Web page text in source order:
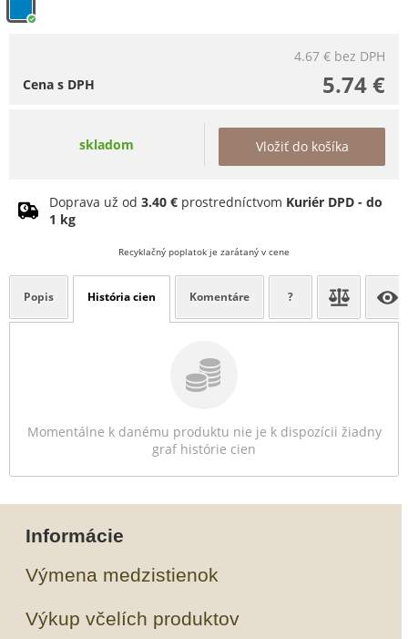
4.67 € bez DPH
5.74 €
Cena s DPH
skladom Vložiť do košíka
Doprava už od 3.40 € prostredníctvom Kuriér DPD - do
1 kg
Recyklačný poplatok je zarátaný v cene
Popis História cien Komentáre ?
Momentálne k danému produktu nie je k dispozícii žiadny
graf histórie cien
Informácie
Výmena medzistienok
Výkup včelích produktov